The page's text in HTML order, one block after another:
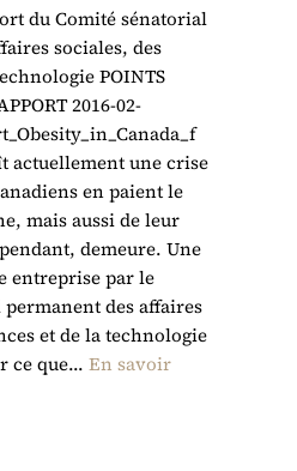
du Comité sénatorial
sociales, des
POINTS
2016-02-
actuellement une crise
en paient le
mais aussi de leur
demeure. Une
entreprise par le
des affaires
et de la technologie
ce que... En savoir